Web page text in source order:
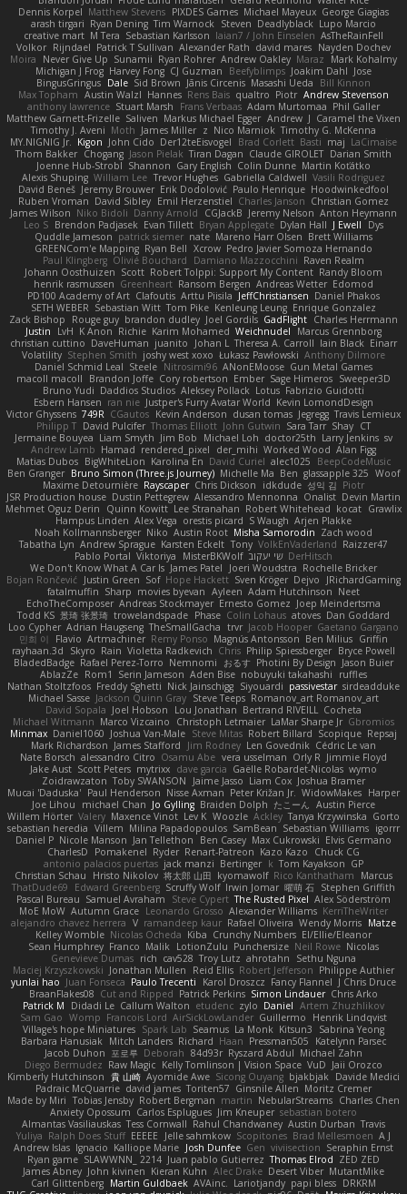
Dennis Korpel Matthew Stevens PIXDES Games Michael Mayeux George Giagias
arash tirgari Ryan Dening Tim Warnock Steven Deadlyblack Lupo Marcio
creative mart M Tera Sebastian Karlsson Iaian7 / John Einselen AsTheRainFell
Volkor Rijndael Patrick T Sullivan Alexander Rath david mares Nayden Dochev
Moira
Never Give Up Sunamii Ryan Rohrer Andrew Oakley Maraz
Mark Kohalmy
Michigan J Frog Harvey Fong CJ Guzman Beefyblimps Joakim Dahl Jose
BingusGringus Dale Sid Brown Jānis Circenis Masashi Ueda
Bill Kinnon
Max Topham Austin Walzl Hannes Rens Bais qualtro Piotr Andrew Stevenson
anthony lawrence Stuart Marsh Frans Verbaas Adam Murtomaa Phil Galler
Matthew Garnett-Frizelle Saliven Markus Michael Egger Andrew J Caramel the Vixen
Timothy J. Aveni Moth James Miller z Nico Marniok Timothy G. McKenna
MY.NIGNIG Jr. Kigon John Cido Der12teEisvogel Brad Corlett Basti maj LaCimaise
Thom Bakker Chogang Jason Pielak Tiran Dagan Claude GIROLET Darian Smith
Joenne Hub-Strobl Shannon Gary English Colin Dunne Martin Koťátko
Alexis Shuping William Lee Trevor Hughes Gabriella Caldwell Vasili Rodriguez
David Beneš Jeremy Brouwer Erik Dodolović Paulo Henrique Hoodwinkedfool
Ruben Vroman David Sibley Emil Herzenstiel Charles Janson Christian Gomez
James Wilson Niko Bidoli Danny Arnold CGJackB Jeremy Nelson Anton Heymann
Leo S Brendon Padjasek Evan Tillett Bryan Applegate Dylan Hall J Ewell
Dys
Quddle Jameson patrick siemer nate Mareno Harr Olsen Brett Williams
GREENCom'e Mapping Ryan Bell Xcrow Pedro Javier Somoza Hernando
Paul Klingberg Olivié Bouchard Damiano Mazzocchini Raven Realm
Johann Oosthuizen Scott Robert Tolppi: Support My Content Randy Bloom
henrik rasmussen Greenheart Ransom Bergen Andreas Wetter Edomod
PD100 Academy of Art Clafoutis Arttu Piisila JeffChristiansen Daniel Phakos
SETH WEBER Sebastian Witt Tom Pike Kenleung Leung Enrique Gonzalez
Zack Bishop
Rouge guy brandon dudley Joel Gordils GadFlight Charles Herrmann
Justin
LvH K Anon Richie Karim Mohamed Weichnudel
Marcus Grennborg
christian cuttino DaveHuman juanito Johan L Theresa A. Carroll Iain Black Einarr
Volatility Stephen Smith joshy west xoxo Łukasz Pawłowski Anthony Dilmore
Daniel Schmid Leal Steele Nitrosimi96 ANonEMoose Gun Metal Games
macoll macoll
Brandon Joffe Cory robertson Ember Sage Himeros Sweeper3D
Bruno Yudi Daddios Studios Aleksey Pollack Lotus Fabrizio Guidotti
Esbern Hansen ran nie Justper's Furry Avatar World Kevin LomondDesign
Victor Ghyssens 749R CGautos Kevin Anderson dusan tomas Jegregg Travis Lemieux
Philipp T David Pulcifer Thomas Elliott John Gutwin Sara Tarr Shay CT
Jermaine Bouyea Liam Smyth Jim Bob Michael Loh doctor25th Larry Jenkins sv
Andrew Lamb Hamad rendered_pixel der_mihi Worked Wood Alan Figg
Matias Dubos BigWhiteLion Karolina En David Curiel alec1025
BeepCodeMusic
Ben Granger Bruno Simon (Three.js Journey) Michelle Ma Ben glassapple 325 Woof
Maxime Detournière Rayscaper Chris Dickson idkdude 성익 김 Piotr
JSR Production house Dustin Pettegrew Alessandro Mennonna Onalist Devin Martin
Mehmet Oguz Derin
Quinn Kowitt Lee Stranahan Robert Whitehead kocat Grawlix
Hampus Linden Alex Vega orestis picard S Waugh Arjen Plakke
Noah Kollmannsberger Niko Austin Root Misha Samorodin Zach wood
Tabatha Lyn Andrew Sprague Karsten Eckelt Tony VolkEnVaderland Raizzer47
Pablo Portal Viktoriya MisterBKWolf שי יעקוב DerHitsch
We Don't Know What A Car Is James Patel Joeri Woudstra Rochelle Bricker
Bojan Rončević Justin Green Sof Hope Hackett Sven Kröger Dejvo
JRichardGaming
fatalmuffin Sharp movies byevan Ayleen Adam Hutchinson Neet
EchoTheComposer Andreas Stockmayer Ernesto Gomez Joep Meindertsma
Todd KS 景琦 张景琦 trowelandspade Phase Colin Lohaus atoves Dan Goddard
Loo Cypher Adrian Haugseng TheSmallGacha trvr Jacob Hooper Gaetano Gargano
민희 이
Flavio Artmachiner Remy Ponso Magnús Antonsson Ben Milius Griffin
rayhaan.3d
Skyro Rain Violetta Radkevich Chris Philip Spiessberger Bryce Powell
BladedBadge Rafael Perez-Torro Nemnomi おるす Photini By Design Jason Buier
AblazZe Rom1 Serin Jameson Aden Bise nobuyuki takahashi
ruffles
Nathan Stoltzfoos Freddy Sghetti Nick Jainschigg Siyouardi passivestar sirdeadduke
Michael Sasse Jackson Quinn Gray Steve Teeps Romanov_art Romanov_art
David Sopala Joel Hobson Lou Jonathan Bertrand RIVEILL Cocheta
Michael Witmann Marco Vizcaino Christoph Letmaier LaMar Sharpe Jr Gbromios
Minmax Daniel1060 Joshua Van-Male Steve Mitas Robert Billard Scopique Repsaj
Mark Richardson James Stafford Jim Rodney Len Govednik Cédric Le van
Nate Borsch alessandro Citro Osamu Abe vera usselman Orly R Jimmie Floyd
Jake Aust Scott Peters mytrixx dave garcia Gaëlle Robardet-Nicolas wymo
Zoidrawzaton Toby SWANSON Jaime Jasso Liam Cox Joshua Bramer
Mucai 'Daduska' Paul Henderson Nisse Axman Peter Križan Jr. WidowMakes Harper
Joe Lihou
michael Chan Jo Gylling Braiden Dolph たこーん Austin Pierce
Willem Hörter Valery Maxence Vinot Lev K Woozle Ackley Tanya Krzywinska Gorto
sebastian heredia Villem Milina Papadopoulos SamBean Sebastian Williams igorrr
Daniel P Nicole Manson Jan Tellethon Ben Casey Max Cukrowski Elvis Germano
CharlesD
Pomakenel Ryder Renart-Patreon Kazo Kazo
Chuck CG
antonio palacios puertas jack manzi Bertinger k Tom Kayakson GP
Christian Schau
Hristo Nikolov 将太郎 山田 kyomawolf Rico Kanthatham
Marcus
ThatDude69
Edward Greenberg Scruffy Wolf Irwin Jomar 曜萌 石 Stephen Griffith
Pascal Bureau Samuel Avraham Steve Cypert The Rusted Pixel Alex Söderström
MoE MoW Autumn Grace Leonardo Grosso Alexander Williams KerriTheWriter
alejandro chavez herrera V ramandeep kaur Rafael Oliveira Wendy Morris Matze
Kelley Womble Nicolas Ocheda Kiba Crunchy Numbers El/Ellie/Eleanor
Sean Humphrey Franco Malik LotionZulu Punchersize Neil Rowe Nicolas
Genevieve Dumas rich cav528 Troy Lutz ahrotahn
Sethu Nguna
Maciej Krzyszkowski Jonathan Mullen Reid Ellis Robert Jefferson Philippe Authier
yunlai hao Juan Fonseca Paulo Trecenti Karol Droszcz Fancy Flannel J Chris Druce
BraanFlakes08 Cut and Ripped Patrick Perkins Simon Lindauer Chris Arko
Patrick M
Didadi Le Callum Walton etudenc zylo Daniel Artem Zhuzhlikov
Sam Gao Womp Francois Lord AirSickLowLander Guillermo
Henrik Lindqvist
Village's hope Miniatures Spark Lab Seamus La Monk Kitsun3
Sabrina Yeong
Barbara Hanusiak Mitch Landers Richard Haan Pressman505
Katelynn Parsec
Jacob Duhon 포로루 Deborah 84d93r Ryszard Abdul Michael Zahn
Diego Bermudez Raw Magic Kelly Tomlinson | Vision Space VuD Jaii Orozco
Kimberly Hutchinson 貴 山崎 Ayomide Awe Sicong Ouyang bjakbjak Davide Medici
Padraic McQuarrie david james Toriten57 Ginsnile Allen Moritz Cremer
Made by Miri Tobias Jensby Robert Bergman martin NebularStreams Charles Chen
Anxiety Opossum Carlos Esplugues Jim Kneuper sebastian botero
Almantas Vasiliauskas Tess Cornwall Rahul Chandwaney Austin Durban Travis
Yuliya Ralph Does Stuff EEEEE Jelle sahmkow Scopitones Brad Mellesmoen A J
Andrew Islas Ignacio Kalliope Marie Josh Dunfee Gen viviisection Seraphin Ernst
Ryan game SLAWWNN_ 2214 Juan pablo Gutierrez Thomas Elrod ZED ZED
James Abney John kivinen Kieran Kuhn Alec Drake Desert Viber MutantMike
Carl Glittenberg Martin Guldbaek AVAinc. Lariotjandy papi bless DRKRM